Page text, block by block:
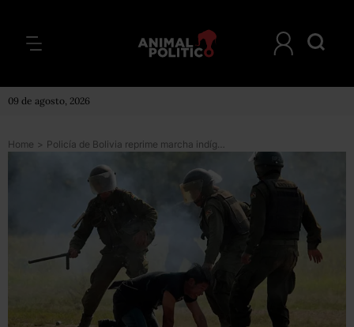
09 de agosto, 2026
Home > Policía de Bolivia reprime marcha indígena; reportan un muerto y 37 desaparecidos